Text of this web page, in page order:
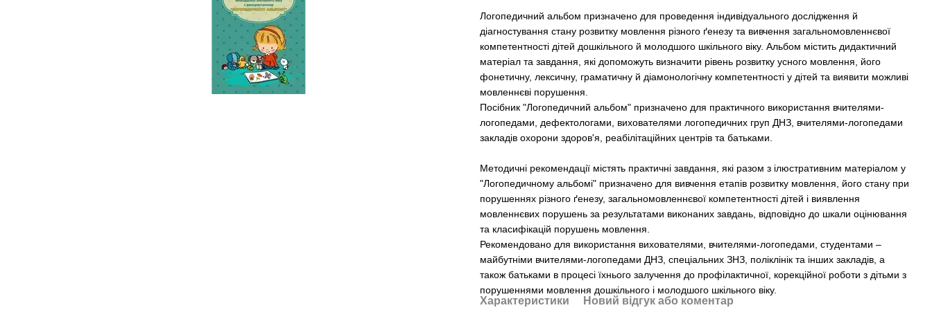
Логопедичний альбом призначено для проведення індивідуального дослідження й
діагностування стану розвитку мовлення різного ґенезу та вивчення загальномовленнєвої
компетентності дітей дошкільного й молодшого шкільного віку. Альбом містить дидактичний
матеріал та завдання, які допоможуть визначити рівень розвитку усного мовлення, його
фонетичну, лексичну, граматичну й діамонологічну компетентності у дітей та виявити можливі
мовленнєві порушення.
Посібник "Логопедичний альбом" призначено для практичного використання вчителями-
логопедами, дефектологами, вихователями логопедичних груп ДНЗ, вчителями-логопедами
закладів охорони здоров'я, реабілітаційних центрів та батьками.
Методичні рекомендації містять практичні завдання, які разом з ілюстративним матеріалом у
"Логопедичному альбомі" призначено для вивчення етапів розвитку мовлення, його стану при
порушеннях різного ґенезу, загальномовленнєвої компетентності дітей і виявлення
мовленнєвих порушень за результатами виконаних завдань, відповідно до шкали оцінювання
та класифікацій порушень мовлення.
Рекомендовано для використання вихователями, вчителями-логопедами, студентами –
майбутніми вчителями-логопедами ДНЗ, спеціальних ЗНЗ, поліклінік та інших закладів, а
також батьками в процесі їхнього залучення до профілактичної, корекційної роботи з дітьми з
порушеннями мовлення дошкільного і молодшого шкільного віку.
Характеристики Новий відгук або коментар